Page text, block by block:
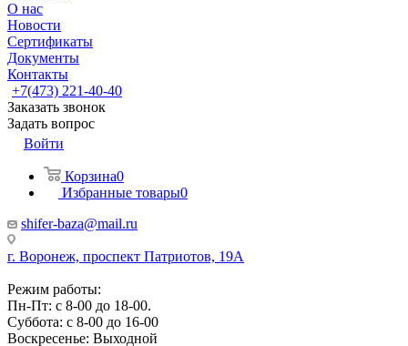
О нас
Новости
Сертификаты
Документы
Контакты
+7(473) 221-40-40
Заказать звонок
Задать вопрос
Войти
Корзина0
Избранные товары0
shifer-baza@mail.ru
г. Воронеж, проспект Патриотов, 19А
Режим работы:
Пн-Пт: с 8-00 до 18-00.
Суббота: с 8-00 до 16-00
Воскресенье: Выходной